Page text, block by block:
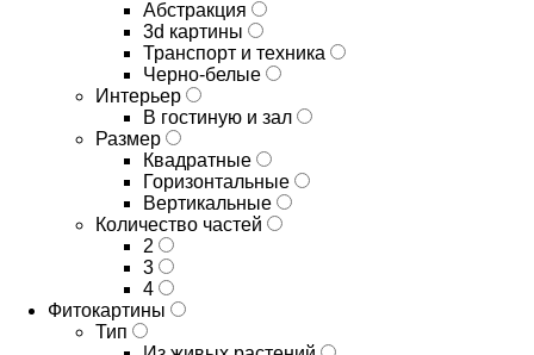
Абстракция
3d картины
Транспорт и техника
Черно-белые
Интерьер
В гостиную и зал
Размер
Квадратные
Горизонтальные
Вертикальные
Количество частей
2
3
4
Фитокартины
Тип